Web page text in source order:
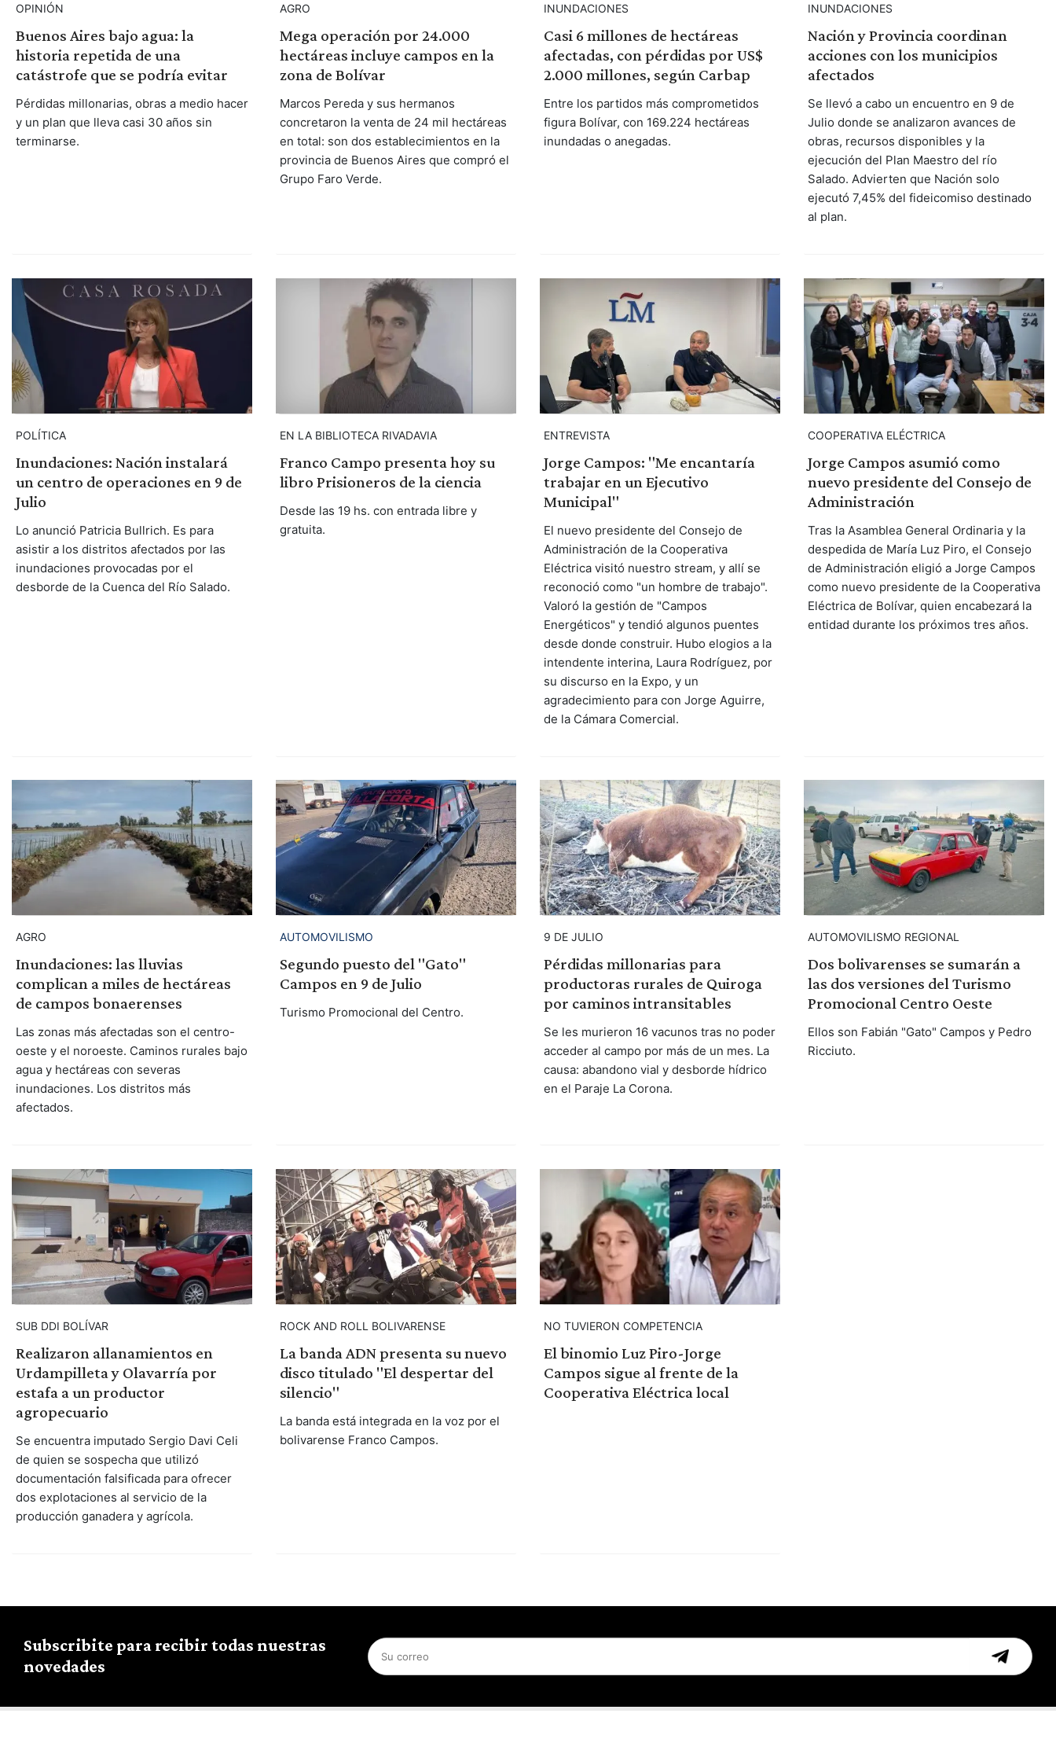
OPINIÓN
Buenos Aires bajo agua: la
historia repetida de una
catástrofe que se podría evitar
Pérdidas millonarias, obras a medio hacer
y un plan que lleva casi 30 años sin
terminarse.
AGRO
Mega operación por 24.000
hectáreas incluye campos en la
zona de Bolívar
Marcos Pereda y sus hermanos
concretaron la venta de 24 mil hectáreas
en total: son dos establecimientos en la
provincia de Buenos Aires que compró el
Grupo Faro Verde.
INUNDACIONES
Casi 6 millones de hectáreas
afectadas, con pérdidas por US$
2.000 millones, según Carbap
Entre los partidos más comprometidos
figura Bolívar, con 169.224 hectáreas
inundadas o anegadas.
INUNDACIONES
Nación y Provincia coordinan
acciones con los municipios
afectados
Se llevó a cabo un encuentro en 9 de
Julio donde se analizaron avances de
obras, recursos disponibles y la
ejecución del Plan Maestro del río
Salado. Advierten que Nación solo
ejecutó 7,45% del fideicomiso destinado
al plan.
POLÍTICA
Inundaciones: Nación instalará
un centro de operaciones en 9 de
Julio
Lo anunció Patricia Bullrich. Es para
asistir a los distritos afectados por las
inundaciones provocadas por el
desborde de la Cuenca del Río Salado.
EN LA BIBLIOTECA RIVADAVIA
Franco Campo presenta hoy su
libro Prisioneros de la ciencia
Desde las 19 hs. con entrada libre y
gratuita.
ENTREVISTA
Jorge Campos: "Me encantaría
trabajar en un Ejecutivo
Municipal"
El nuevo presidente del Consejo de
Administración de la Cooperativa
Eléctrica visitó nuestro stream, y allí se
reconoció como "un hombre de trabajo".
Valoró la gestión de "Campos
Energéticos" y tendió algunos puentes
desde donde construir. Hubo elogios a la
intendente interina, Laura Rodríguez, por
su discurso en la Expo, y un
agradecimiento para con Jorge Aguirre,
de la Cámara Comercial.
COOPERATIVA ELÉCTRICA
Jorge Campos asumió como
nuevo presidente del Consejo de
Administración
Tras la Asamblea General Ordinaria y la
despedida de María Luz Piro, el Consejo
de Administración eligió a Jorge Campos
como nuevo presidente de la Cooperativa
Eléctrica de Bolívar, quien encabezará la
entidad durante los próximos tres años.
AGRO
Inundaciones: las lluvias
complican a miles de hectáreas
de campos bonaerenses
Las zonas más afectadas son el centro-
oeste y el noroeste. Caminos rurales bajo
agua y hectáreas con severas
inundaciones. Los distritos más
afectados.
AUTOMOVILISMO
Segundo puesto del "Gato"
Campos en 9 de Julio
Turismo Promocional del Centro.
9 DE JULIO
Pérdidas millonarias para
productoras rurales de Quiroga
por caminos intransitables
Se les murieron 16 vacunos tras no poder
acceder al campo por más de un mes. La
causa: abandono vial y desborde hídrico
en el Paraje La Corona.
AUTOMOVILISMO REGIONAL
Dos bolivarenses se sumarán a
las dos versiones del Turismo
Promocional Centro Oeste
Ellos son Fabián "Gato" Campos y Pedro
Ricciuto.
SUB DDI BOLÍVAR
Realizaron allanamientos en
Urdampilleta y Olavarría por
estafa a un productor
agropecuario
Se encuentra imputado Sergio Davi Celi
de quien se sospecha que utilizó
documentación falsificada para ofrecer
dos explotaciones al servicio de la
producción ganadera y agrícola.
ROCK AND ROLL BOLIVARENSE
La banda ADN presenta su nuevo
disco titulado "El despertar del
silencio"
La banda está integrada en la voz por el
bolivarense Franco Campos.
NO TUVIERON COMPETENCIA
El binomio Luz Piro-Jorge
Campos sigue al frente de la
Cooperativa Eléctrica local
Subscribite para recibir todas nuestras
novedades